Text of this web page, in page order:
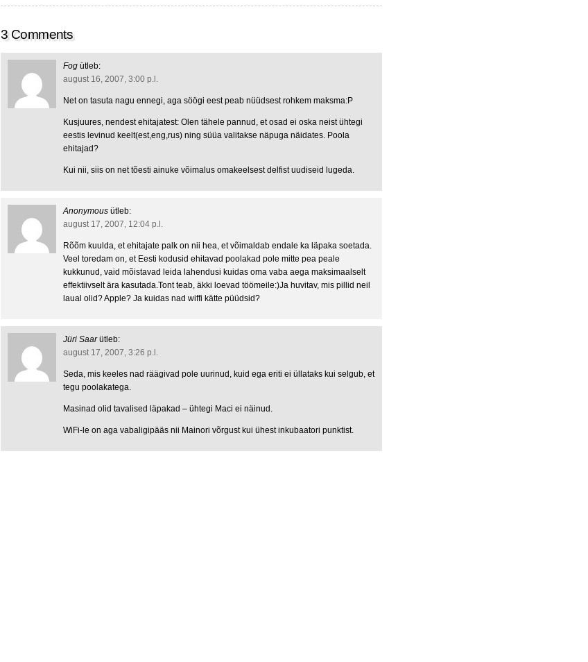
3 Comments
Fog ütleb:
august 16, 2007, 3:00 p.l.
Net on tasuta nagu ennegi, aga söögi eest peab nüüdsest rohkem maksma:P
Kusjuures, nendest ehitajatest: Olen tähele pannud, et osad ei oska neist ühtegi
eestis levinud keelt(est,eng,rus) ning süüa valitakse näpuga näidates. Poola
ehitajad?
Kui nii, siis on net tõesti ainuke võimalus omakeelsest delfist uudiseid lugeda.
Anonymous ütleb:
august 17, 2007, 12:04 p.l.
Rõõm kuulda, et ehitajate palk on nii hea, et võimaldab endale ka läpaka soetada.
Veel toredam on, et Eesti kodusid ehitavad poolakad pole mitte pea peale
kukkunud, vaid mõistavad leida lahendusi kuidas oma vaba aega maksimaalselt
effektiivselt ära kasutada.Tont teab, äkki loevad töömeile:)Ja huvitav, mis pillid neil
laual olid? Apple? Ja kuidas nad wiffi kätte püüdsid?
Jüri Saar ütleb:
august 17, 2007, 3:26 p.l.
Seda, mis keeles nad räägivad pole uurinud, kuid ega eriti ei üllataks kui selgub, et
tegu poolakatega.
Masinad olid tavalised läpakad – ühtegi Maci ei näinud.
WiFi-le on aga vabaligipääs nii Mainori võrgust kui ühest inkubaatori punktist.